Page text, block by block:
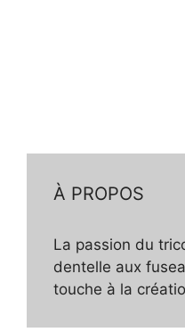
À PROPOS
La passion du
dentelle aux
touche à la